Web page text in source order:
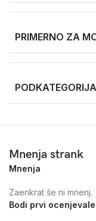
PRIMERNO ZA
PODKATEGORIJA
Mnenja strank
Mnenja
Zaenkrat še ni mnenj.
Bodi prvi